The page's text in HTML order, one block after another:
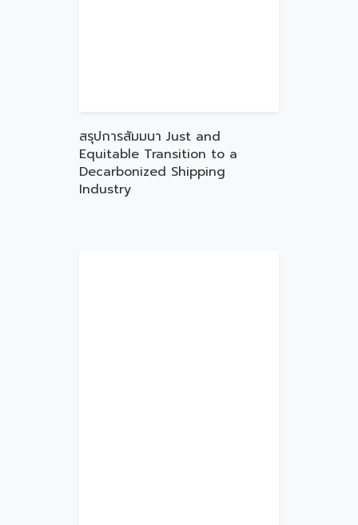
สรุปการสัมมนา Just and
Equitable Transition to a
Decarbonized Shipping
Industry